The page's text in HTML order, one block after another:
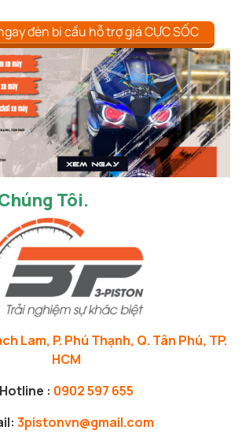
đèn bi cầu hỗ trợ giá CỰC SỐC
Tôi.
Lam, P. Phú Thạnh, Q. Tân Phú, TP.
HCM
Hotline : 0902 597 655
3pistonvn@gmail.com